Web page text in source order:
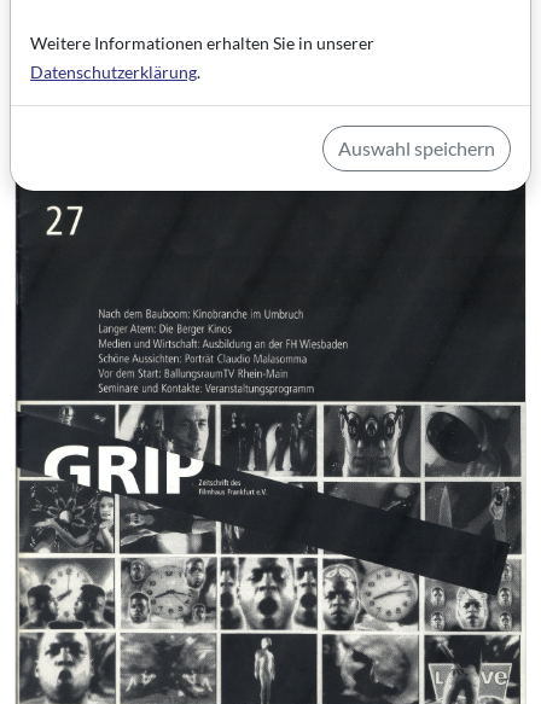
Artikel im PDF aufrufen
Weitere Informationen erhalten Sie in unserer
Datenschutzerklärung.
Auswahl speichern